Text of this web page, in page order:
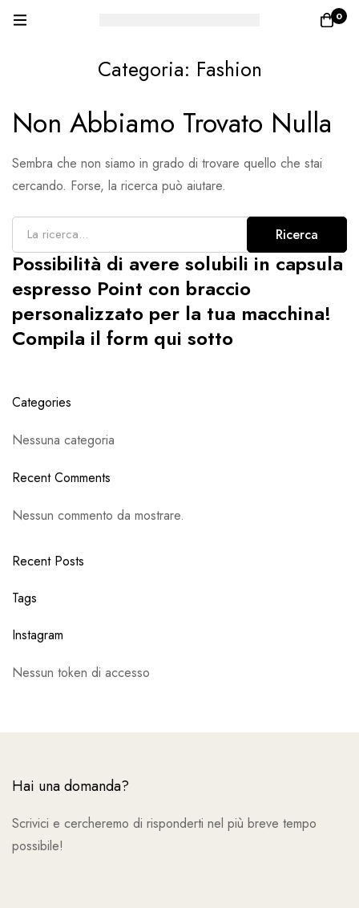
0
Categoria: Fashion
Non Abbiamo Trovato Nulla
Sembra che non siamo in grado di trovare quello che stai
cercando. Forse, la ricerca può aiutare.
Ricerca
Categories
Nessuna categoria
Recent Comments
Nessun commento da mostrare.
Recent Posts
Tags
Instagram
Nessun token di accesso
Hai una domanda?
Scrivici e cercheremo di risponderti nel più breve tempo
possibile!